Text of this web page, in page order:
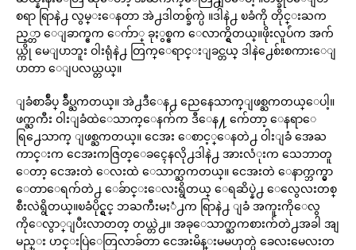
စရာ ရြာနဲ႕ လွမ္းေနတာ အဲ႕ဒါတစ္ခ်က္ပဲ ။ဒါနဲ႕ ၿခံကို တိုင္းႀက
ည့္တာ ေျခာက္ဧက ေက်ာ္ ခုႏွစ္ဧက ေလာက္ရွိတယ္။ဖိုးလူပ်ံက အက်
ယ္ကို မေျပာဘူး ဝါးရုံနဲ႕ တြက္ေရာင္းျခင္တယ္ ဒါနဲ႕ေစ်းစကားေျ
ပာတာ ေျပလယ္တယ္။
ျခံစာခ်ဳပ္ ခ်ဳပ္ႀကတယ္။ အဲ႕ဒီေန႕ ညေနေသာက္ျဖစ္ႀကတယ္ေပါ့။
ဖက္ႀကီး ဝါးျခံထဲေသာက္ေနက်က ဒီေန႔ က်ေတာ့ ေနရာေ
ရြ႕ေသာက္ ျဖစ္ႀကတယ္။ ငေအး ေစာင့္ေနတဲ႕ ဝါးျခံ အေႀ
ကာင္းက ငေအးကဇြတ္ေခၚေနလို႕ဒါနဲ႕ အားလံုးက သေဘာတူ
ေတာ့ ငေအးတဲ ေလးထဲ ေသာက္ႀကတယ္။ ငေအးတဲ ေနာက္ဘက္မွာ
ေတာေရက်တဲ႕ ေခ်ာင္းေလးရွိတယ္ ေရဆိပ္နဲ႕ ေလွေလးတစ္
စီးလဲရွိတယ္။ၿခံပိုင္ရွင္ ဘႀကီးမႈံ႕က ရြာနဲ႕ ျခံ အကူးကိုေလွ
ကိုေလွာ္ျပီးလာတတ္ တယ္တဲ႕။ အခုေသာက္ႀကစားက်တဲ႕အခါ အျ
မည္း ဟင္းပြဲေတြလာခ်တာ ငေအးမိန္းမမဟုတ္ပဲ ခေလးမေလးတ